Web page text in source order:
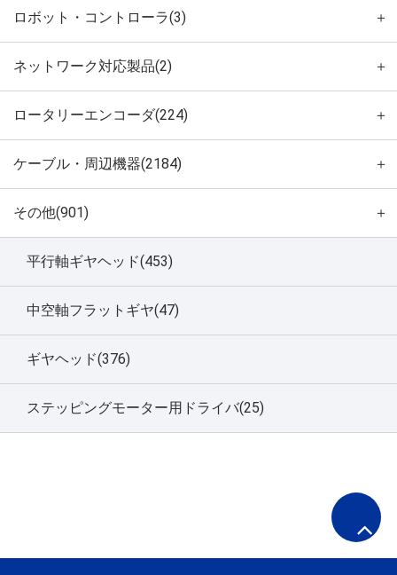
ロボット・コントローラ(3) ＋
ネットワーク対応製品(2) ＋
ロータリーエンコーダ(224) ＋
ケーブル・周辺機器(2184) ＋
その他(901) ＋
平行軸ギヤヘッド(453)
中空軸フラットギヤ(47)
ギヤヘッド(376)
ステッピングモーター用ドライバ(25)